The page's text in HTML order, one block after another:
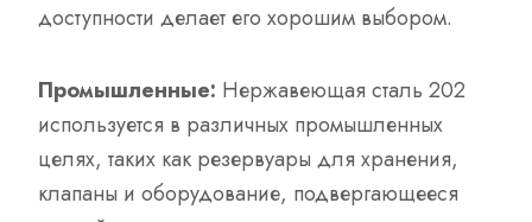
доступности делает его хорошим выбором.
Промышленные: Нержавеющая сталь 202
используется в различных промышленных
целях, таких как резервуары для хранения,
клапаны и оборудование, подвергающееся